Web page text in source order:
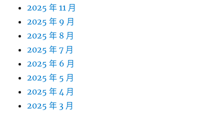
2025 年 11 月
2025 年 9 月
2025 年 8 月
2025 年 7 月
2025 年 6 月
2025 年 5 月
2025 年 4 月
2025 年 3 月